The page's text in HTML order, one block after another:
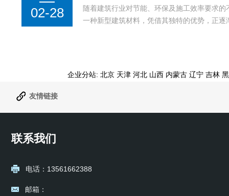
02-28
随着建筑行业对节能、环保及施工效率要求
一种新型建筑材料，凭借其独特的优势，正
企业分站: 北京 天津 河北 山西 内蒙古 辽宁 吉林
友情链接
联系我们
电话：13561662388
邮箱：